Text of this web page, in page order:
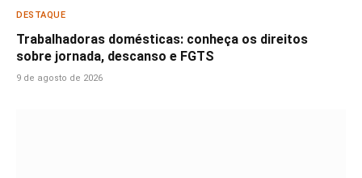
DESTAQUE
Trabalhadoras domésticas: conheça os direitos
sobre jornada, descanso e FGTS
9 de agosto de 2026